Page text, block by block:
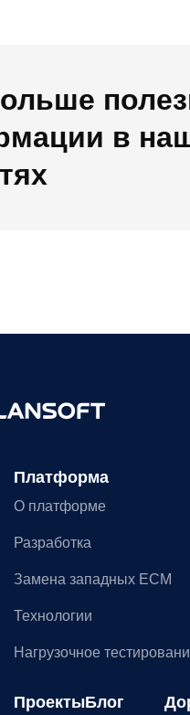
в
ПроектыБлог
Платформа
О платформе
Разработка
Замена западных ECM
Технологии
Нагрузочное